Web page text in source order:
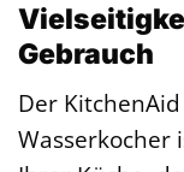
Gebrauch
Der KitchenAid
Wasserkocher